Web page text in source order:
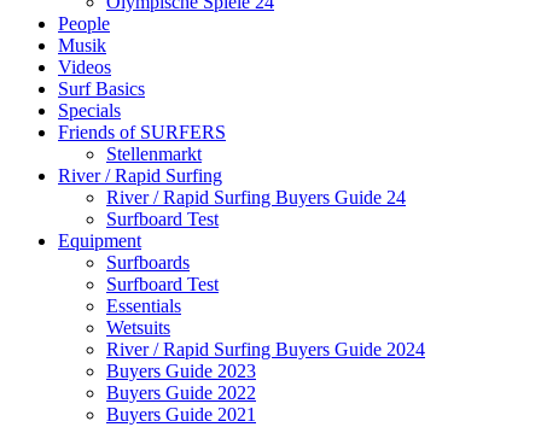
People
Musik
Videos
Surf Basics
Specials
Friends of SURFERS
Stellenmarkt
River / Rapid Surfing
River / Rapid Surfing Buyers Guide 24
Surfboard Test
Equipment
Surfboards
Surfboard Test
Essentials
Wetsuits
River / Rapid Surfing Buyers Guide 2024
Buyers Guide 2023
Buyers Guide 2022
Buyers Guide 2021